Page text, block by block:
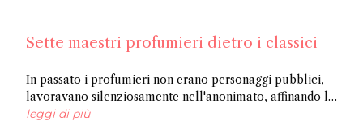
Sette maestri profumieri dietro i classici
In passato i profumieri non erano personaggi pubblici,
lavoravano silenziosamente nell'anonimato, affinando la
loro arte e creando opere senza ricevere riconoscimenti.
leggi di più